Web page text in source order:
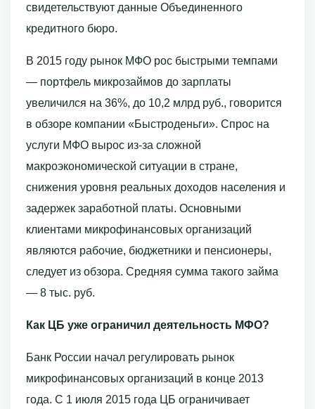
свидетельствуют данные Объединенного
кредитного бюро.
В 2015 году рынок МФО рос быстрыми темпами
— портфель микрозаймов до зарплаты
увеличился на 36%, до 10,2 млрд руб., говорится
в обзоре компании «Быстроденьги». Спрос на
услуги МФО вырос из-за сложной
макроэкономической ситуации в стране,
снижения уровня реальных доходов населения и
задержек заработной платы. Основными
клиентами микрофинансовых организаций
являются рабочие, бюджетники и пенсионеры,
следует из обзора. Средняя сумма такого займа
— 8 тыс. руб.
Как ЦБ уже ограничил деятельность МФО?
Банк России начал регулировать рынок
микрофинансовых организаций в конце 2013
года. С 1 июля 2015 года ЦБ ограничивает